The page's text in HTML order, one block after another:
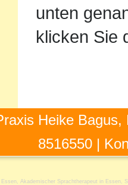
unten
klicken Sie
Heike
8516550 |
Essen Akademischer Sprachtherapeut in Essen